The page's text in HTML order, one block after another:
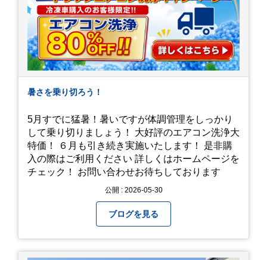
暑さを乗り切ろう！
5月すでに猛暑！暑いですが体調管理をしっかり
して乗り切りましょう！ 大好評のエアコン洗浄大
特価！ ６月も引き続き実施いたします！ 是非購
入の際はご利用ください 詳しくはホームページを
チェック！ お問い合わせお待ちしております
公開 : 2026-05-30
ブログを見る